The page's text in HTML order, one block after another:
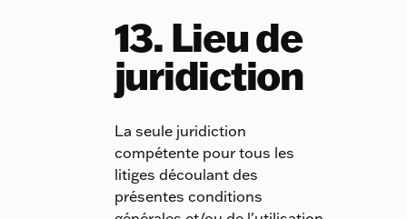
13. Lieu de
juridiction
La seule juridiction
compétente pour tous les
litiges découlant des
présentes conditions